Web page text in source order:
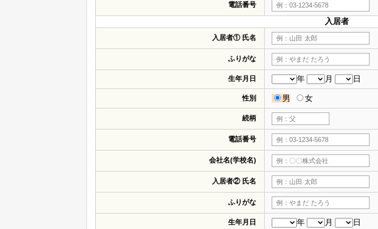
電話番号
入居者
入居者① 氏名
ふりがな
生年月日 年 月 日
性別 男 女
続柄
電話番号
会社名(学校名)
入居者② 氏名
ふりがな
生年月日 年 月 日